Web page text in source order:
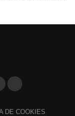
DE COOKIES